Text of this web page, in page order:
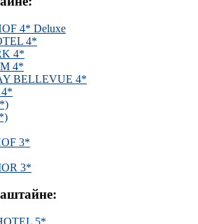
4* Deluxe
4*
4*
4*
BELLEVUE 4*
3*
3*
5*